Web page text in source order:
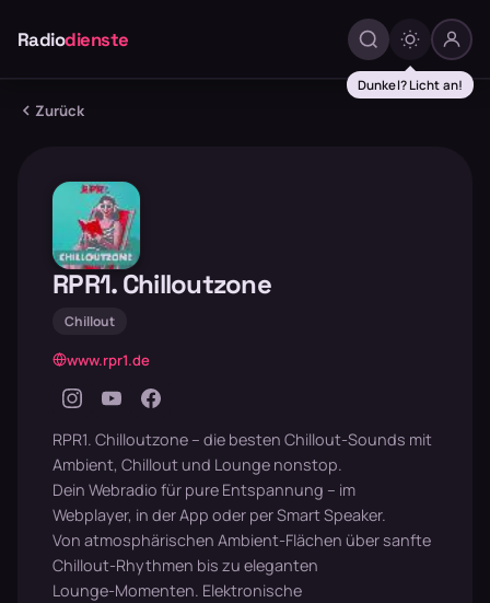
Radiodienste
Dunkel? Licht an!
Zurück
RPR1. Chilloutzone
Chillout
www.rpr1.de
RPR1. Chilloutzone – die besten Chillout-Sounds mit
Ambient, Chillout und Lounge nonstop.
Dein Webradio für pure Entspannung – im
Webplayer, in der App oder per Smart Speaker.
Von atmosphärischen Ambient-Flächen über sanfte
Chillout-Rhythmen bis zu eleganten
Lounge-Momenten. Elektronische